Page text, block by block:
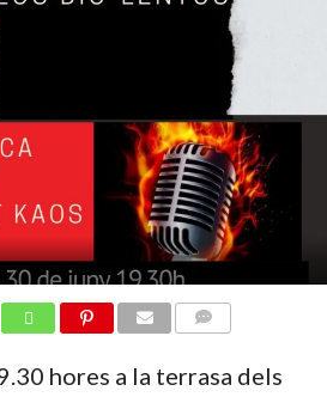
hores a la terrasa dels